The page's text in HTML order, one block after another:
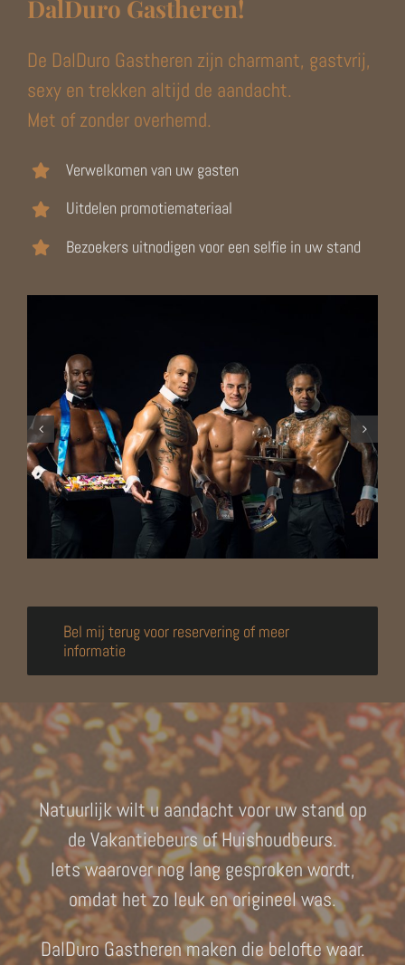
DalDuro Gastheren!
De DalDuro Gastheren zijn charmant, gastvrij,
sexy en trekken altijd de aandacht.
Met of zonder overhemd.
Verwelkomen van uw gasten
Uitdelen promotiemateriaal
Bezoekers uitnodigen voor een selfie in uw stand
Bel mij terug voor reservering of meer
informatie
Natuurlijk wilt u aandacht voor uw stand op
de Vakantiebeurs of Huishoudbeurs.
Iets waarover nog lang gesproken wordt,
omdat het zo leuk en origineel was.
DalDuro Gastheren maken die belofte waar.